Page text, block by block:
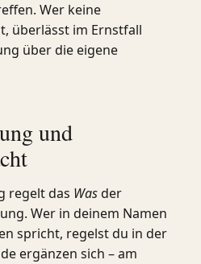
Wer keine
überlässt im Ernstfall
über die eigene
und
regelt das Wasder
Wer in deinem Namen
spricht, regelst du in der
ergänzen sich – am